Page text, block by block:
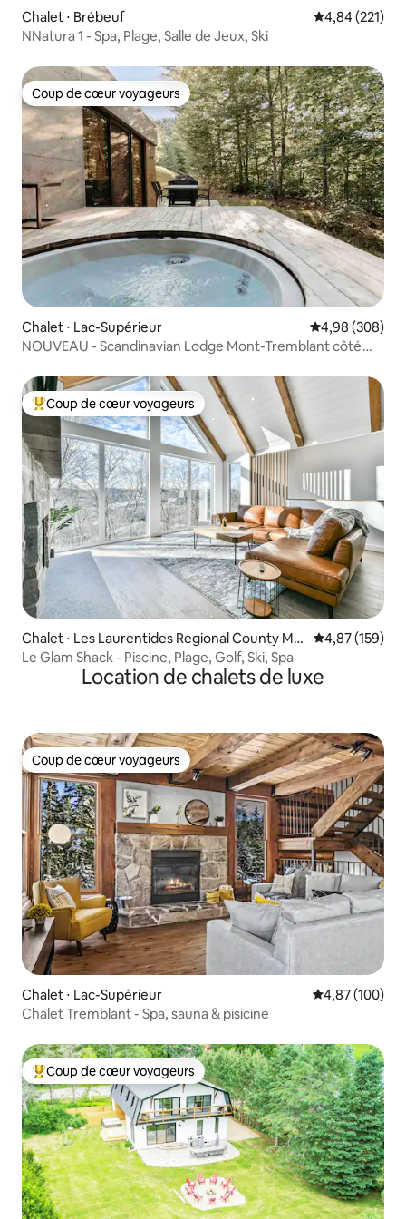
Chalet ⋅ Brébeuf Évaluation
4,84 (221)
NNatura 1 - Spa, Plage, Salle de Jeux, Ski
Coup de cœur voyageurs
Coup de cœur voyageurs
Chalet ⋅ Lac-Supérieur Évaluation
4,98 (308)
NOUVEAU - Scandinavian Lodge Mont-Tremblant côté
Coups de cœur voyageurs les plus appréciés
Coup de cœur voyageurs
Chalet ⋅ Les Laurentides Regional County Mu
nicipality
Évaluation
4,87 (159)
Le Glam Shack - Piscine, Plage, Golf, Ski, Spa
Location de chalets de luxe
Coup de cœur voyageurs
Coup de cœur voyageurs
Chalet ⋅ Lac-Supérieur Évaluation
4,87 (100)
Chalet Tremblant - Spa, sauna & pisicine
Coups de cœur voyageurs les plus appréciés
Coup de cœur voyageurs